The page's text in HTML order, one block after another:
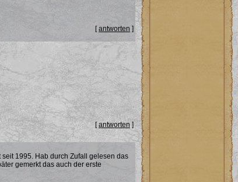
[antworten ]
[antworten ]
1995. Hab durch Zufall gelesen das
gemerkt das auch der erste